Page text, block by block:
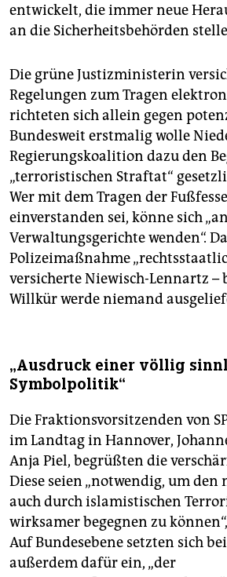
entwickelt, die immer neue
an die Sicherheitsbehörden
Die grüne Justizministerin
Regelungen zum Tragen
richteten sich allein gegen
Bundesweit erstmalig wolle
Regierungskoalition dazu den
„terroristischen Straftat“
Wer mit dem Tragen der
einverstanden sei, könne sich
Verwaltungsgerichte wenden“.
Polizeimaßnahme
versicherte Niewisch-Lennartz –
Willkür werde niemand
„Ausdruck einer völlig
Symbolpolitik“
Die Fraktionsvorsitzenden von
im Landtag in Hannover,
Anja Piel, begrüßten die
Diese seien „notwendig, um den
auch durch islamistischen
wirksamer begegnen zu
Auf Bundesebene setzten sich
außerdem dafür ein, „der